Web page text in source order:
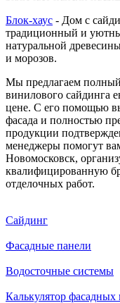
Блок-хаус - Дом с
традиционный и
натуральной
и морозов.
Мы предлагаем полный
винилового сайдинга
цене. С его помощью
фасада и полностью
продукции
менеджеры помогут
Новомосковск,
квалифицированную
отделочных работ.
Сайдинг
Фасадные панели
Водосточные системы
Калькулятор фасадных